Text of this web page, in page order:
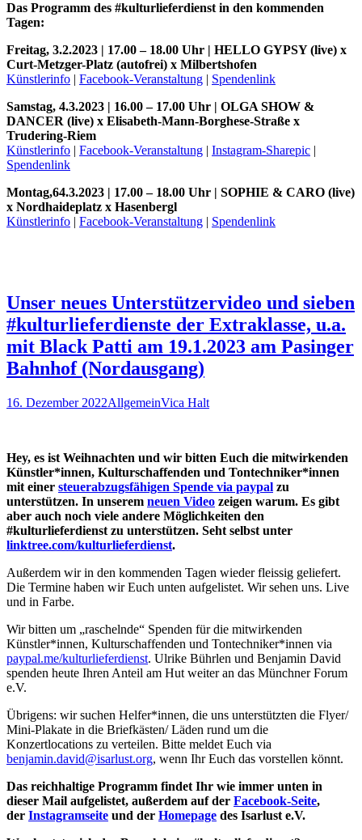
Das Programm des #kulturlieferdienst in den kommenden
Tagen:
Freitag, 3.2.2023 | 17.00 – 18.00 Uhr | HELLO GYPSY (live) x
Curt-Metzger-Platz (autofrei) x Milbertshofen
Künstlerinfo | Facebook-Veranstaltung | Spendenlink
Samstag, 4.3.2023 | 16.00 – 17.00 Uhr | OLGA SHOW &
DANCER (live) x Elisabeth-Mann-Borghese-Straße x
Trudering-Riem
Künstlerinfo | Facebook-Veranstaltung | Instagram-Sharepic |
Spendenlink
Montag,64.3.2023 | 17.00 – 18.00 Uhr | SOPHIE & CARO (live)
x Nordhaideplatz x Hasenbergl
Künstlerinfo | Facebook-Veranstaltung | Spendenlink
Unser neues Unterstützervideo und sieben
#kulturlieferdienste der Extraklasse, u.a.
mit Black Patti am 19.1.2023 am Pasinger
Bahnhof (Nordausgang)
16. Dezember 2022AllgemeinVica Halt
Hey, es ist Weihnachten und wir bitten Euch die mitwirkenden
Künstler*innen, Kulturschaffenden und Tontechniker*innen
mit einer steuerabzugsfähigen Spende via paypal zu
unterstützen. In unserem neuen Video zeigen warum. Es gibt
aber auch noch viele andere Möglichkeiten den
#kulturlieferdienst zu unterstützen. Seht selbst unter
linktree.com/kulturlieferdienst.
Außerdem wir in den kommenden Tagen wieder fleissig geliefert.
Die Termine haben wir Euch unten aufgelistet. Wir sehen uns. Live
und in Farbe.
Wir bitten um „raschelnde“ Spenden für die mitwirkenden
Künstler*innen, Kulturschaffenden und Tontechniker*innen via
paypal.me/kulturlieferdienst. Ulrike Bührlen und Benjamin David
spenden heute Ihren Anteil am Hut weiter an das Münchner Forum
e.V.
Übrigens: wir suchen Helfer*innen, die uns unterstützten die Flyer/
Mini-Plakate in die Briefkästen/ Läden rund um die
Konzertlocations zu verteilen. Bitte meldet Euch via
benjamin.david@isarlust.org, wenn Ihr Euch das vorstellen könnt.
Das reichhaltige Programm findet Ihr wie immer unten in
dieser Mail aufgelistet, außerdem auf der Facebook-Seite,
der Instagramseite und der Homepage des Isarlust e.V.